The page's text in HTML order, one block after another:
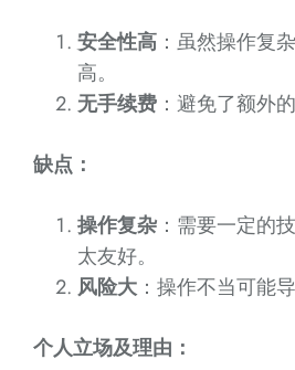
安全性高 ：虽然操作复
高。
无手续费 ：避免了额外
缺点：
操作复杂 ：需要一定的
太友好。
风险大：操作不当可能
个人立场及理由：